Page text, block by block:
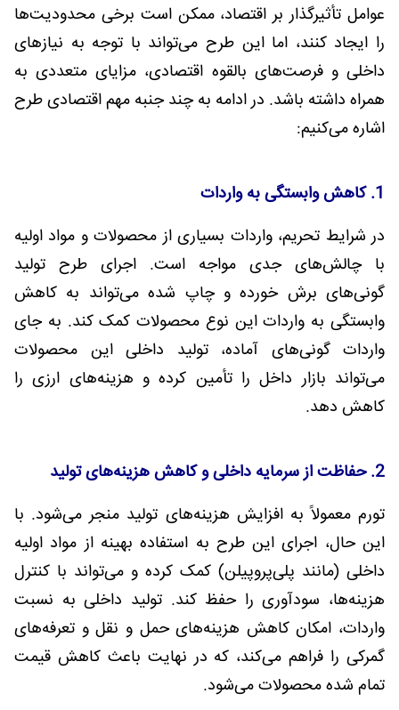
عوامل تأثیرگذار بر اقتصاد، ممکن است برخی محدودیت‌ها
را ایجاد کنند، اما این طرح می‌تواند با توجه به نیازهای
داخلی و فرصت‌های بالقوه اقتصادی، مزایای متعددی به
همراه داشته باشد. در ادامه به چند جنبه مهم اقتصادی طرح
اشاره می‌کنیم:
1. کاهش وابستگی به واردات
در شرایط تحریم، واردات بسیاری از محصولات و مواد اولیه
با چالش‌های جدی مواجه است. اجرای طرح تولید
گونی‌های برش خورده و چاپ شده می‌تواند به کاهش
وابستگی به واردات این نوع محصولات کمک کند. به جای
واردات گونی‌های آماده، تولید داخلی این محصولات
می‌تواند بازار داخل را تأمین کرده و هزینه‌های ارزی را
کاهش دهد.
2. حفاظت از سرمایه داخلی و کاهش هزینه‌های تولید
تورم معمولاً به افزایش هزینه‌های تولید منجر می‌شود. با
این حال، اجرای این طرح به استفاده بهینه از مواد اولیه
داخلی (مانند پلی‌پروپیلن) کمک کرده و می‌تواند با کنترل
هزینه‌ها، سودآوری را حفظ کند. تولید داخلی به نسبت
واردات، امکان کاهش هزینه‌های حمل و نقل و تعرفه‌های
گمرکی را فراهم می‌کند، که در نهایت باعث کاهش قیمت
تمام شده محصولات می‌شود.